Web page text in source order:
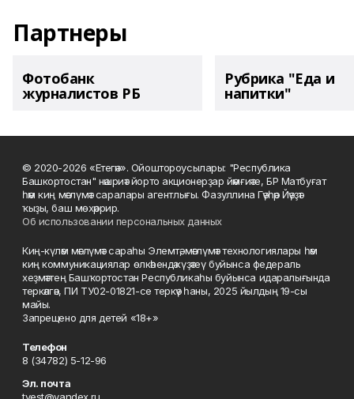
Партнеры
Фотобанк
журналистов РБ
Рубрика "Еда и
напитки"
© 2020-2026 «Етегән». Ойоштороусылары: "Республика
Башкортостан" нәшриәт йорто акционерҙар йәмғиәте, БР Матбуғат
һәм киң мәғлүмәт саралары агентлығы. Фазуллина Гәүһәр Йәүҙәт
ҡыҙы, баш мөхәррир.
Об использовании персональных данных
Киң-күләм мәғлүмәт сараһы Элемтә, мәғлүмәт технологиялары һәм
киң коммуникациялар өлкәһендә күҙәтеү буйынса федераль
хеҙмәттең Башҡортостан Республикаһы буйынса идаралығында
теркәлгән, ПИ ТУ02-01821-се теркәү һаны, 2025 йылдың 19-сы
майы.
Запрещено для детей «18+»
Телефон
8 (34782) 5-12-96
Эл. почта